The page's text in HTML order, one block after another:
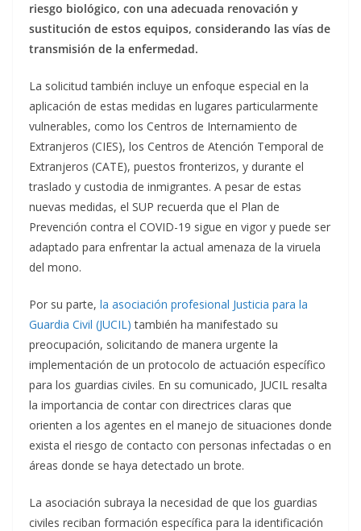
riesgo biológico, con una adecuada renovación y
sustitución de estos equipos, considerando las vías de
transmisión de la enfermedad.
La solicitud también incluye un enfoque especial en la
aplicación de estas medidas en lugares particularmente
vulnerables, como los Centros de Internamiento de
Extranjeros (CIES), los Centros de Atención Temporal de
Extranjeros (CATE), puestos fronterizos, y durante el
traslado y custodia de inmigrantes. A pesar de estas
nuevas medidas, el SUP recuerda que el Plan de
Prevención contra el COVID-19 sigue en vigor y puede ser
adaptado para enfrentar la actual amenaza de la viruela
del mono.
Por su parte, la asociación profesional Justicia para la
Guardia Civil (JUCIL)también ha manifestado su
preocupación, solicitando de manera urgente la
implementación de un protocolo de actuación específico
para los guardias civiles. En su comunicado, JUCIL resalta
la importancia de contar con directrices claras que
orienten a los agentes en el manejo de situaciones donde
exista el riesgo de contacto con personas infectadas o en
áreas donde se haya detectado un brote.
La asociación subraya la necesidad de que los guardias
civiles reciban formación específica para la identificación